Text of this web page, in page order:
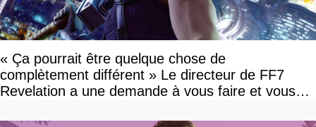
« Ça pourrait être quelque chose de
complètement différent » Le directeur de FF7
Revelation a une demande à vous faire et vous